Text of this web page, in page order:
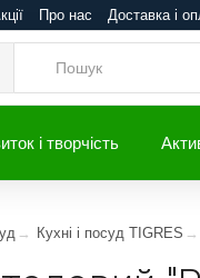
Про нас Доставка і
і творчість
Кухні і посуд TIGRES